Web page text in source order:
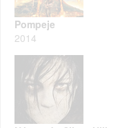
Pompeje
2014